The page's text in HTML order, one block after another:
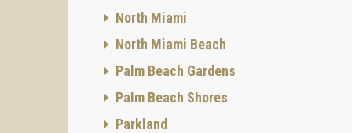
North Miami
North Miami Beach
Palm Beach Gardens
Palm Beach Shores
Parkland